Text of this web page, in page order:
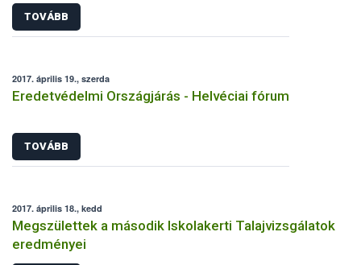
TOVÁBB
2017. április 19., szerda
Eredetvédelmi Országjárás - Helvéciai fórum
TOVÁBB
2017. április 18., kedd
Megszülettek a második Iskolakerti Talajvizsgálatok
eredményei